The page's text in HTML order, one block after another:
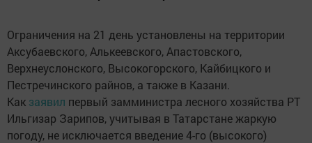
Ограничения на 21 день установлены на территории
Аксубаевского, Алькеевского, Апастовского,
Верхнеуслонского, Высокогорского, Кайбицкого и
Пестречинского райнов, а также в Казани.
Как заявил первый замминистра лесного хозяйства РТ
Ильгизар Зарипов, учитывая в Татарстане жаркую
погоду, не исключается введение 4-го (высокого)